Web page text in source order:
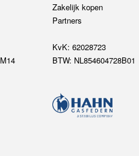
M14
Zakelijk kopen
Partners
KvK: 62028723
BTW: NL854604728B01